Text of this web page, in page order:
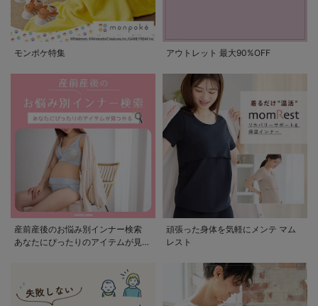
モンポケ特集 アウトレット 最大90%OFF
産前産後のお悩み別インナー検索
あなたにぴったりのアイテムが見つ
頑張った身体を気軽にメンテ マム
レスト